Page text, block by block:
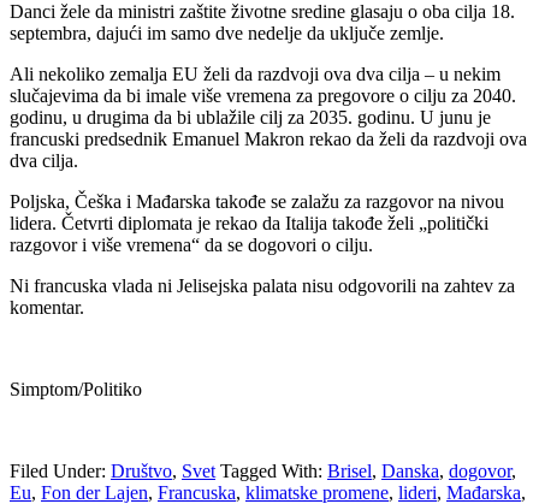
Danci žele da ministri zaštite životne sredine glasaju o oba cilja 18.
septembra, dajući im samo dve nedelje da uključe zemlje.
Ali nekoliko zemalja EU želi da razdvoji ova dva cilja – u nekim
slučajevima da bi imale više vremena za pregovore o cilju za 2040.
godinu, u drugima da bi ublažile cilj za 2035. godinu. U junu je
francuski predsednik Emanuel Makron rekao da želi da razdvoji ova
dva cilja.
Poljska, Češka i Mađarska takođe se zalažu za razgovor na nivou
lidera. Četvrti diplomata je rekao da Italija takođe želi „politički
razgovor i više vremena“ da se dogovori o cilju.
Ni francuska vlada ni Jelisejska palata nisu odgovorili na zahtev za
komentar.
Simptom/Politiko
Filed Under: Društvo, Svet Tagged With: Brisel, Danska, dogovor,
Eu, Fon der Lajen, Francuska, klimatske promene, lideri, Mađarska,